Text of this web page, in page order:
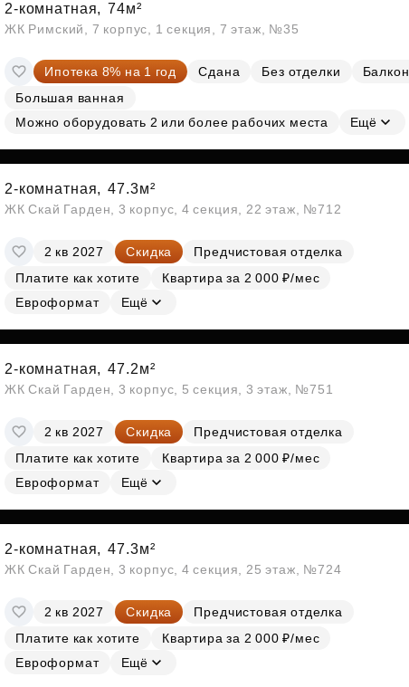
2-комнатная, 74м²
ЖК Римский, 7 корпус, 1 секция, 7 этаж, №35
Ипотека 8% на 1 год Сдана Без отделки
Балкон
Большая ванная
Можно оборудовать 2 или более рабочих места
Ещё
2-комнатная, 47.3м²
ЖК Скай Гарден, 3 корпус, 4 секция, 22 этаж, №712
2 кв 2027 Скидка
Предчистовая отделка
Платите как хотите
Квартира за 2 000 ₽/мес
Евроформат
Ещё
2-комнатная, 47.2м²
ЖК Скай Гарден, 3 корпус, 5 секция, 3 этаж, №751
2 кв 2027 Скидка
Предчистовая отделка
Платите как хотите
Квартира за 2 000 ₽/мес
Евроформат
Ещё
2-комнатная, 47.3м²
ЖК Скай Гарден, 3 корпус, 4 секция, 25 этаж, №724
2 кв 2027 Скидка
Предчистовая отделка
Платите как хотите
Квартира за 2 000 ₽/мес
Евроформат
Ещё